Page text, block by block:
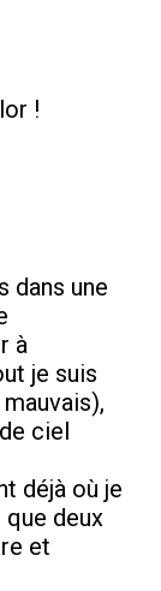
!
dans une
à
je suis
ciel
déjà où je
que deux
et